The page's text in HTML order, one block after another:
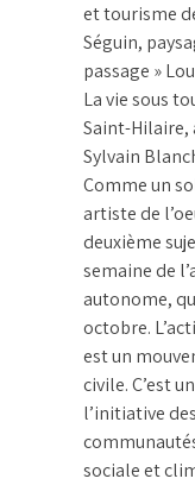
et tourisme
Séguin,
passage »
La vie sous
Saint-Hilaire,
Sylvain
Comme un
artiste de
deuxième
semaine de
autonome,
octobre.
est un
civile. C’est
l’initiative
sociale et